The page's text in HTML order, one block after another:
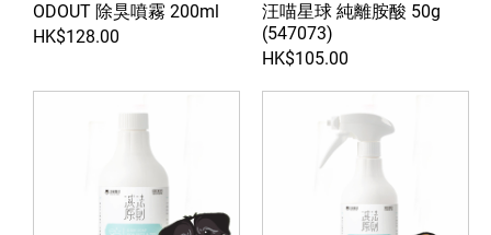
ODOUT 除狊噴霧 200ml
HK$128.00
汪喵星球 純離胺酸 50g
(547073)
HK$105.00